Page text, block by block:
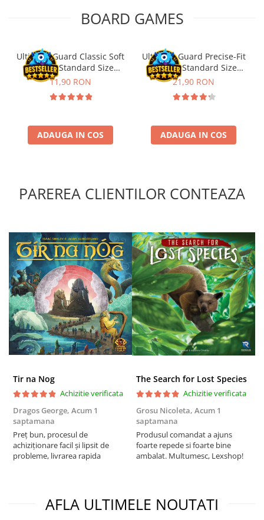
BOARD GAMES
Ultimate Guard Classic Soft
Sleeves Standard Size
Transparent (100)
11,90 RON
ADAUGA IN COS
Ultimate Guard Precise-Fit
Sleeves Standard Size
Transparent (100)
21,90 RON
ADAUGA IN COS
PAREREA CLIENTILOR CONTEAZA
Tir na Nog
Achizitie verificata
Dragos George, Acum 1
saptamana
Preț bun, procesul de
achiziționare facil și lipsit de
probleme, livrarea rapida
The Search for Lost Species
Achizitie verificata
Grosu Nicoleta, Acum 1
saptamana
Produsul comandat a ajuns
foarte repede si foarte bine
ambalat. Multumesc, Lexshop!
AFLA ULTIMELE NOUTATI